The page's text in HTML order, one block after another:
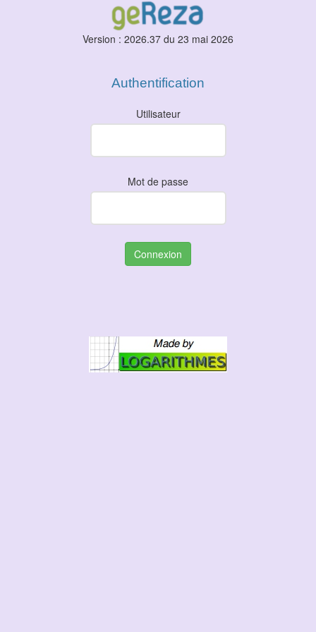
Version : 2026.37 du 23 mai 2026
Authentification
Utilisateur
Mot de passe
Connexion